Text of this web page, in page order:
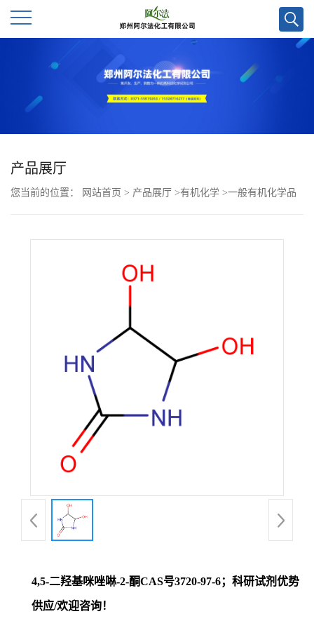
公
厅
产品展厅
您当前的位置： 网站首页 > 产品展厅 >有机化学 >一般有机化学品
4,5-二羟基咪唑啉-2-酮CAS号3720-97-6；科研试剂优势
供应/欢迎咨询！